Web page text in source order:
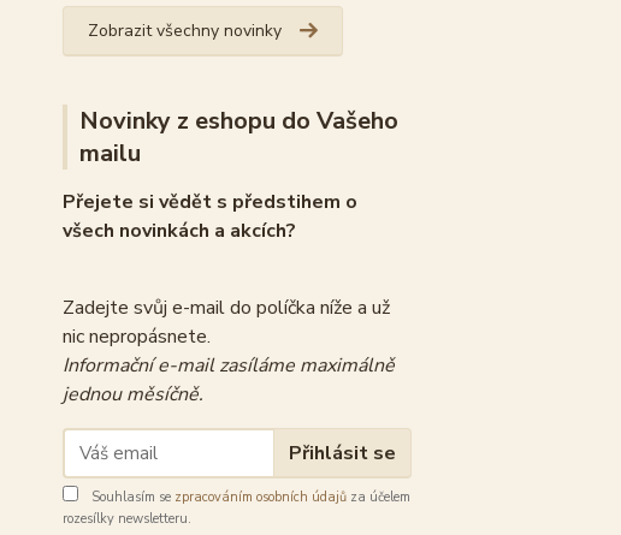
Zobrazit všechny novinky
Novinky z eshopu do Vašeho
mailu
Přejete si vědět s předstihem o
všech novinkách a akcích?
Zadejte svůj e-mail do políčka níže a už
nic nepropásnete.
Informační e-mail zasíláme maximálně
jednou měsíčně.
Přihlásit se
Souhlasím se zpracováním osobních údajů za účelem
rozesílky newsletteru.